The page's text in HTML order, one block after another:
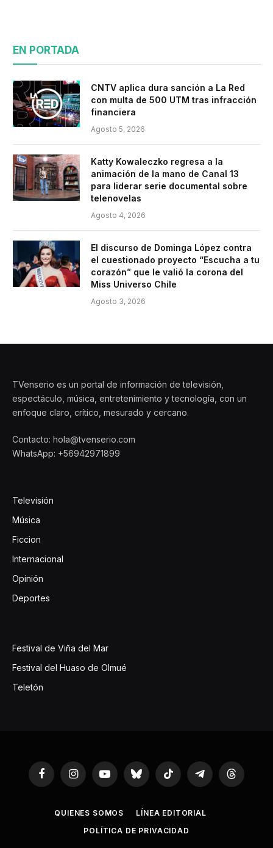
EN PORTADA
CNTV aplica dura sanción a La Red
con multa de 500 UTM tras infracción
financiera
Agosto 5, 2026
Katty Kowaleczko regresa a la
animación de la mano de Canal 13
para liderar serie documental sobre
telenovelas
Agosto 4, 2026
El discurso de Dominga López contra
el cuestionado proyecto “Escucha a tu
corazón” que le valió la corona del
Miss Universo Chile
Agosto 3, 2026
TVenserio es un portal de información de televisión,
espectáculo, música, entretenimiento y tecnología, con un
enfoque claro, crítico, mesurado y cercano.
Contacto: hola@tvenserio.com
WhatsApp: +56942971899
Televisión
Música
Ficcion
Internacional
Opinión
Deportes
Festival de Viña del Mar
Festival del Huaso de Olmué
Teletón
FacebookInstagramYouTubeBluesky TikTok TelegramThreads
QUIENES SOMOS
LÍNEA EDITORIAL
POLÍTICA DE PRIVACIDAD